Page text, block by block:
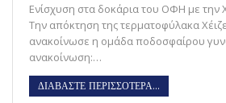
Ενίσχυση στα δοκάρια του ΟΦΗ με την
Την απόκτηση της τερματοφύλακα
ανακοίνωσε η ομάδα ποδοσφαίρου
ανακοίνωση:…
ΔΙΑΒΑΣΤΕ ΠΕΡΙΣΣΟΤΕΡΑ...